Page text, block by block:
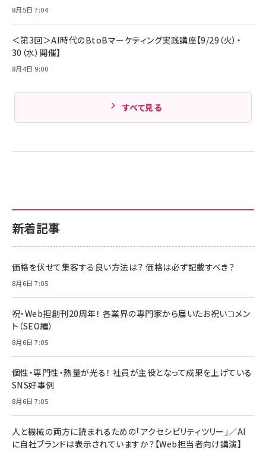
新着記事
価格を伏せて集客する良い方法は？ 価格は必ず記載すべき？
8月6日 7:05
祝・Web担創刊20周年！ 各業界の専門家から届いたお祝いコメン
ト（SEO編）
8月6日 7:05
個性・専門性・熱量が光る！ 社員が主役となって成果を上げている
SNS好事例
8月6日 7:05
人と機械の両方に読まれるための「アクセシビリティツリー」／AI
に自社ブランドは表示されていますか？【Web担当者向け講演】
8月5日 7:04
＜第3回＞AI時代のBtoBマーケティング実践講座【9/29（火）・
30（水）開催】
8月4日 9:00
すべて見る